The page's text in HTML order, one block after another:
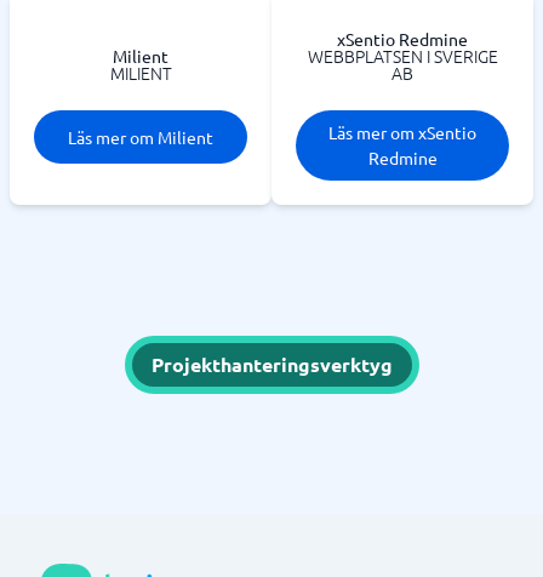
Milient
MILIENT
Läs mer om Milient
xSentio Redmine
WEBBPLATSEN I SVERIGE
AB
Läs mer om xSentio
Redmine
Projekthanteringsverktyg